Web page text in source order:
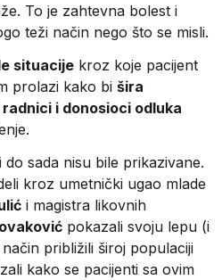
To je zahtevna bolest i
teži način nego što se misli.
situacije kroz koje pacijent
prolazi kako bišira
i donosioci odluka
sada nisu bile prikazivane.
kroz umetnički ugao mlade
i magistra likovnih
pokazali svoju lepu (i
približili široj populaciji
kako se pacijenti sa ovim